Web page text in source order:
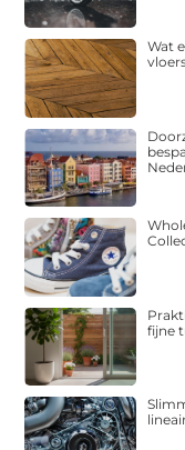
Wat
fijne